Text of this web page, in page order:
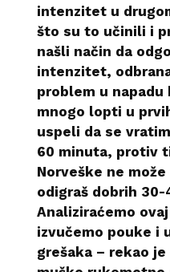
intenzitet u
što su to učinili i
našli način da
intenzitet,
problem u napadu
mnogo lopti u
uspeli da se
60 minuta, protiv
Norveške ne
odigraš dobrih 30-
Analiziraćemo
izvučemo pouke i
grešaka – rekao